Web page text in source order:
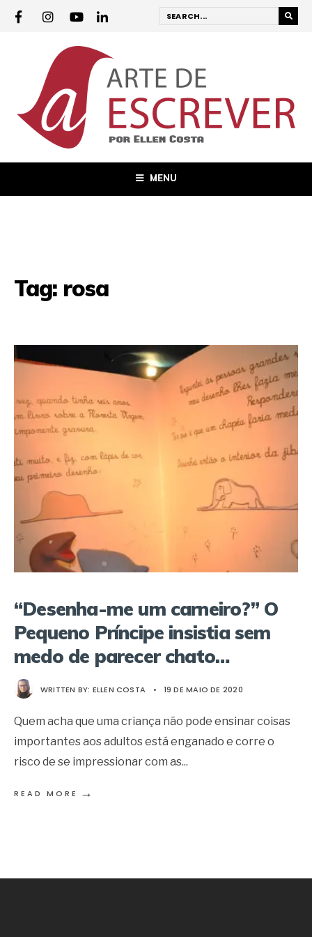
MENU
Tag: rosa
“Desenha-me um carneiro?” O
Pequeno Príncipe insistia sem
medo de parecer chato…
WRITTEN BY: ELLEN COSTA • 19 DE MAIO DE 2020
Quem acha que uma criança não pode ensinar coisas
importantes aos adultos está enganado e corre o
risco de se impressionar com as...
READ MORE →